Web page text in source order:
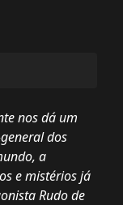
nos dá um
dos
a
e mistérios já
Rudo de